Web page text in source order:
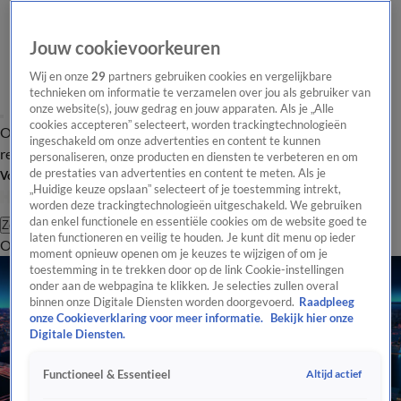
Overzicht Laatste nieuws Regionieuws Het beste van Hart
Tip de
redactie
Volg Hart van Nederland
Zoeken
OverzichtRegioUitzendingenWeerTip de redactiePanelVideo's
Jouw cookievoorkeuren
Wij en onze29 partners gebruiken cookies en vergelijkbare
technieken om informatie te verzamelen over jou als gebruiker van
onze website(s), jouw gedrag en jouw apparaten. Als je „Alle
cookies accepteren” selecteert, worden trackingtechnologieën
ingeschakeld om onze advertenties en content te kunnen
personaliseren, onze producten en diensten te verbeteren en om
de prestaties van advertenties en content te meten. Als je
„Huidige keuze opslaan” selecteert of je toestemming intrekt,
worden deze trackingtechnologieën uitgeschakeld. We gebruiken
dan enkel functionele en essentiële cookies om de website goed te
laten functioneren en veilig te houden. Je kunt dit menu op ieder
moment opnieuw openen om je keuzes te wijzigen of om je
toestemming in te trekken door op de link Cookie-instellingen
onder aan de webpagina te klikken. Je selecties zullen overal
binnen onze Digitale Diensten worden doorgevoerd. Raadpleeg
onze Cookieverklaring voor meer informatie.
Bekijk hier onze
Digitale Diensten.
Functioneel & Essentieel Altijd actief